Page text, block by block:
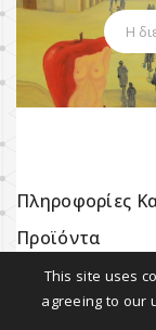
Πληροφορίες
Προϊόντα
Η εταιρία μας
This site uses
agreeing to our
Earning with Us